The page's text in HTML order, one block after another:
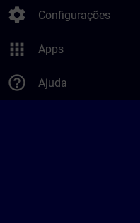
settings Configurações
apps Apps
help_outline Ajuda